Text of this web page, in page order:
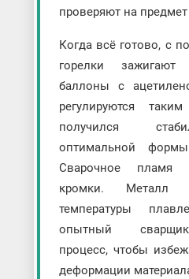
проверяют на
Когда всё готово, с
горелки
баллоны с
регулируются
получился
оптимальной
Сварочное пламя
кромки. Металл
температуры
опытный
процесс, чтобы
деформации